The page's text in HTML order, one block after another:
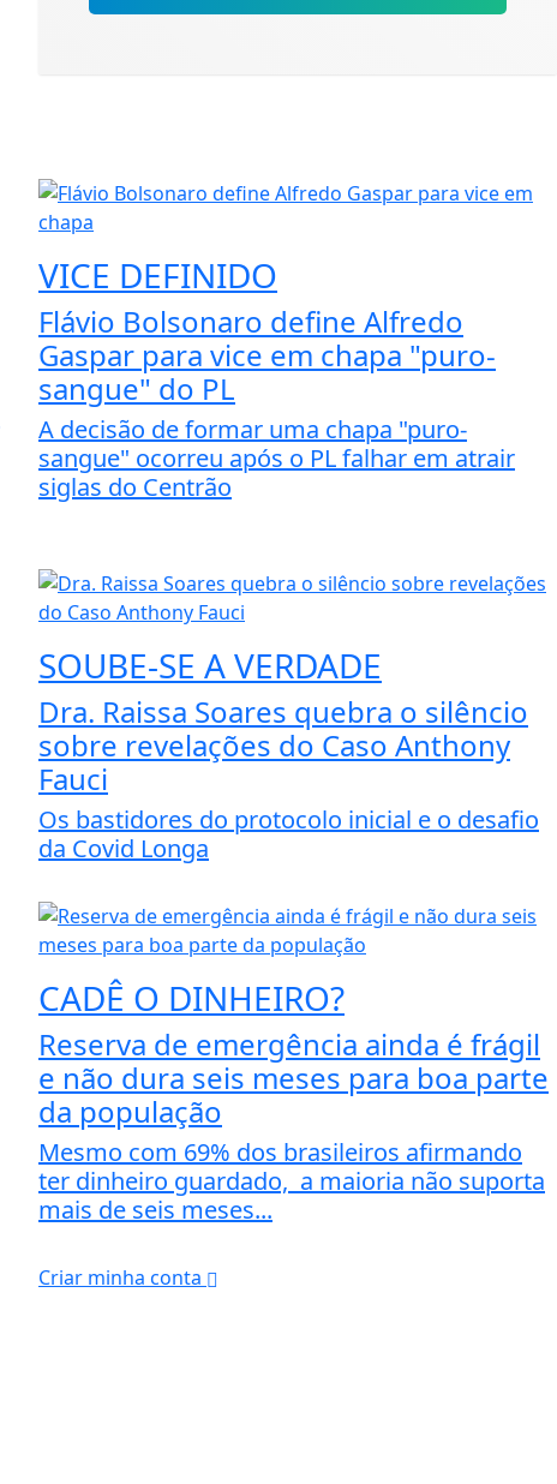
VICE DEFINIDO
Flávio Bolsonaro define Alfredo
Gaspar para vice em chapa "puro-
sangue" do PL
A decisão de formar uma chapa "puro-
sangue" ocorreu após o PL falhar em atrair
siglas do Centrão
SOUBE-SE A VERDADE
Dra. Raissa Soares quebra o silêncio
sobre revelações do Caso Anthony
Fauci
Os bastidores do protocolo inicial e o desafio
da Covid Longa
CADÊ O DINHEIRO?
Reserva de emergência ainda é frágil
e não dura seis meses para boa parte
da população
Mesmo com 69% dos brasileiros afirmando
ter dinheiro guardado, a maioria não suporta
mais de seis meses...
Criar minha conta